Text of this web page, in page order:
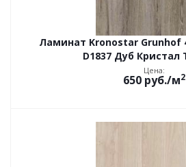
Ламинат Kronostar Grunhof
D1837 Дуб
Цена:
650руб./м2